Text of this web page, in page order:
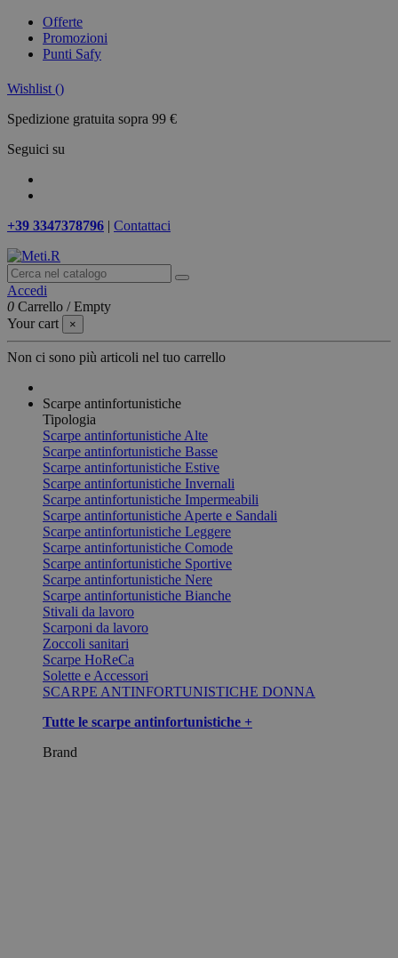
Offerte
Promozioni
Punti Safy
Wishlist ()
Spedizione gratuita sopra 99 €
Seguici su
+39 3347378796 | Contattaci
Accedi
0 Carrello /Empty
Your cart
×
Non ci sono più articoli nel tuo carrello
Scarpe antinfortunistiche
Tipologia
Scarpe antinfortunistiche Alte
Scarpe antinfortunistiche Basse
Scarpe antinfortunistiche Estive
Scarpe antinfortunistiche Invernali
Scarpe antinfortunistiche Impermeabili
Scarpe antinfortunistiche Aperte e Sandali
Scarpe antinfortunistiche Leggere
Scarpe antinfortunistiche Comode
Scarpe antinfortunistiche Sportive
Scarpe antinfortunistiche Nere
Scarpe antinfortunistiche Bianche
Stivali da lavoro
Scarponi da lavoro
Zoccoli sanitari
Scarpe HoReCa
Solette e Accessori
SCARPE ANTINFORTUNISTICHE DONNA
Tutte le scarpe antinfortunistiche +
Brand